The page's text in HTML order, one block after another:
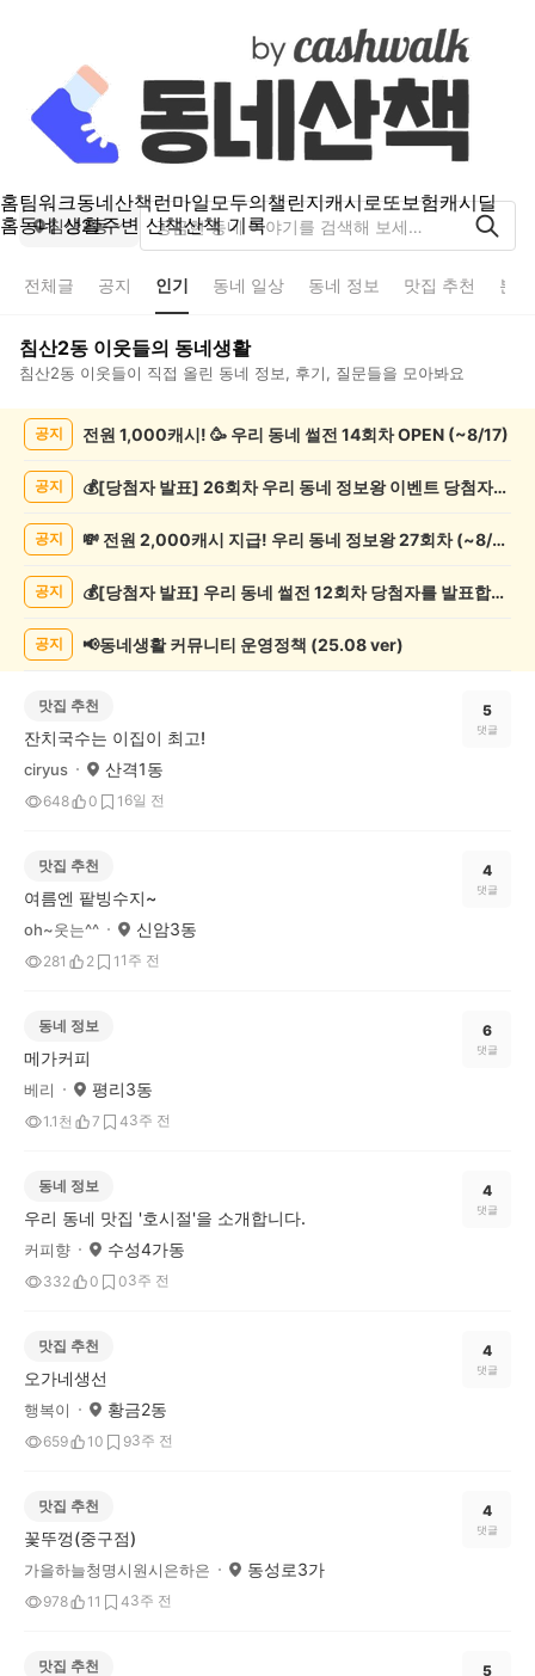
홈팀워크동네산책런마일모두의챌린지캐시로또보험캐시딜
홈동네 생활주변 산책산책 기록
침산2동
전체글 공지 인기 동네 일상 동네 정보 맛집 추천 분
침산2동 이웃들의 동네생활
침산2동 이웃들이 직접 올린 동네 정보, 후기, 질문들을 모아봐요
록
공지 전원 1,000캐시! 🥳 우리 동네 썰전 14회차 OPEN (~8/17)
공지 💰[당첨자 발표] 26회차 우리 동네 정보왕 이벤트 당첨자를 발표합니다!
공지 💸 전원 2,000캐시 지급! 우리 동네 정보왕 27회차 (~8/10)
공지 💰[당첨자 발표] 우리 동네 썰전 12회차 당첨자를 발표합니다!
공지 📢동네생활 커뮤니티 운영정책 (25.08 ver)
맛집 추천
잔치국수는 이집이 최고!
ciryus 산격1동
648 0 1 6일 전
5
댓글
맛집 추천
여름엔 팥빙수지~
oh~웃는^^ 신암3동
281 2 1 1주 전
4
댓글
동네 정보
메가커피
베리 평리3동
1.1천 7 43주 전
6
댓글
동네 정보
우리 동네 맛집 '호시절'을 소개합니다.
커피향 수성4가동
332 0 03주 전
4
댓글
맛집 추천
오가네생선
행복이 황금2동
659 10 93주 전
4
댓글
맛집 추천
꽃뚜껑(중구점)
가을하늘청명시원시은하은 동성로3가
978 11 43주 전
4
댓글
맛집 추천 5